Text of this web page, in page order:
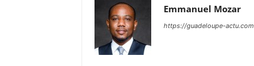
Emmanuel Mozar
https://guadeloupe-actu.com